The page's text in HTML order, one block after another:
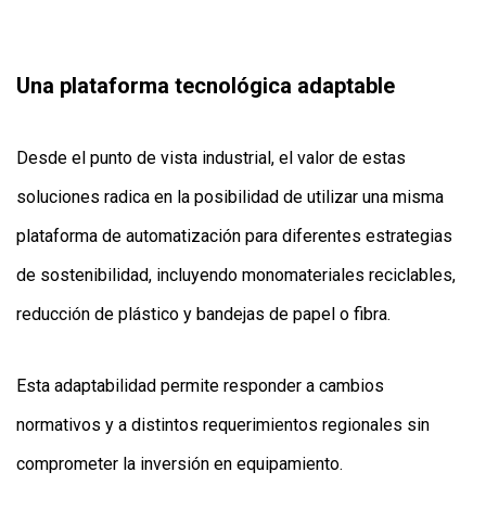
Una plataforma tecnológica adaptable
Desde el punto de vista industrial, el valor de estas
soluciones radica en la posibilidad de utilizar una misma
plataforma de automatización para diferentes estrategias
de sostenibilidad, incluyendo monomateriales reciclables,
reducción de plástico y bandejas de papel o fibra.
Esta adaptabilidad permite responder a cambios
normativos y a distintos requerimientos regionales sin
comprometer la inversión en equipamiento.